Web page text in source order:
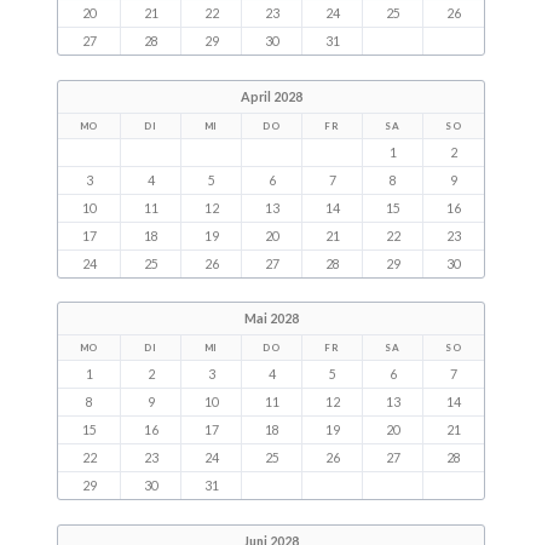
20
21 22 23 24 25
26
27
28 29 30 31
April 2028
MO DI MI DO FR SA SO
1
2
3
4 5 6 7 8
9
10
11 12 13 14 15
16
17
18 19 20 21 22
23
24
25 26 27 28 29 30
Mai 2028
MO DI MI DO FR SA SO
1 2 3 4 5 6
7
8
9 10 11 12 13
14
15
16 17 18 19 20
21
22
23 24 25 26 27
28
29
30 31
Juni 2028